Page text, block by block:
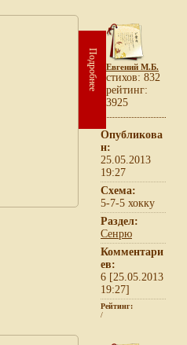
Подробнее Евгений М.Б.
cтихов: 832
рейтинг:
3925
Опубликова
н:
25.05.2013
19:27
Схема:
5-7-5 хокку
Раздел:
Сенрю
Комментари
ев:
6 [25.05.2013
19:27]
Рейтинг:
/